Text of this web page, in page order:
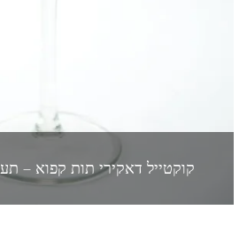
קוקטייל דאקירי תות קפוא –